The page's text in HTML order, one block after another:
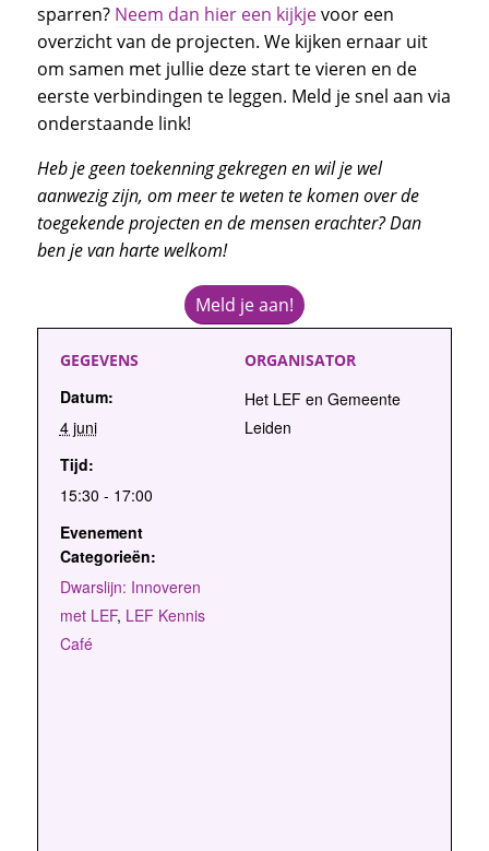
sparren? Neem dan hier een kijkjevoor een
overzicht van de projecten. We kijken ernaar uit
om samen met jullie deze start te vieren en de
eerste verbindingen te leggen. Meld je snel aan via
onderstaande link!
Heb je geen toekenning gekregen en wil je wel
aanwezig zijn, om meer te weten te komen over de
toegekende projecten en de mensen erachter? Dan
ben je van harte welkom!
Meld je aan!
GEGEVENS
Datum:
4 juni
Tijd:
15:30 - 17:00
Evenement
Categorieën:
Dwarslijn: Innoveren
met LEF, LEF Kennis
Café
ORGANISATOR
Het LEF en Gemeente
Leiden